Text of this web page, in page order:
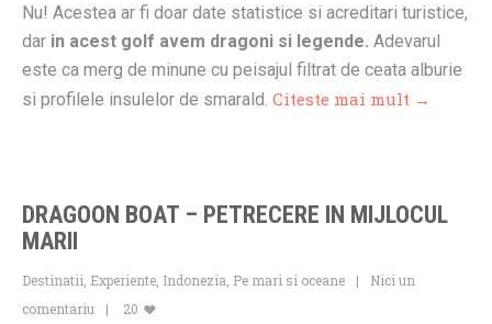
Nu! Acestea ar fi doar date statistice si acreditari turistice,
dar in acest golf avem dragoni si legende. Adevarul
este ca merg de minune cu peisajul filtrat de ceata alburie
si profilele insulelor de smarald. Citeste mai mult →
DRAGOON BOAT – PETRECERE IN MIJLOCUL
MARII
Destinatii Experiente Indonezia Pe mari si oceane
Nici un
comentariu
20